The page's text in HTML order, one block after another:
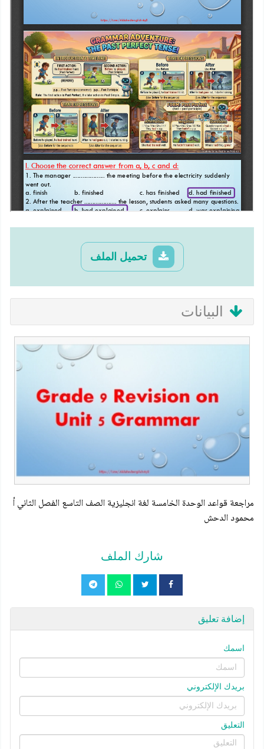
تحميل الملف
البيانات
مراجعة قواعد الوحدة الخامسة لغة انجليزية الصف التاسع الفصل الثاني أ
محمود الدحش
شارك الملف
إضافة تعليق
اسمك
بريدك الإلكتروني
التعليق